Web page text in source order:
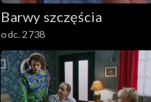
Barwy szczęścia
odc. 2738